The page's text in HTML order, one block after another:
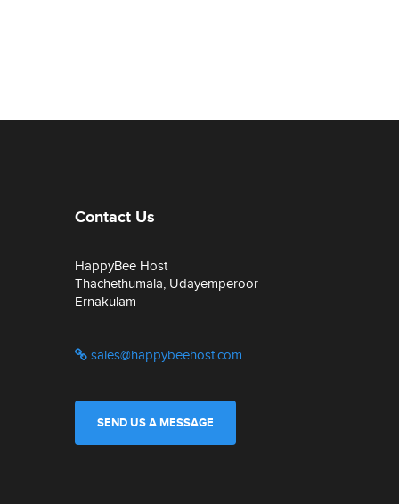
Contact Us
HappyBee Host
Thachethumala, Udayemperoor
Ernakulam
sales@happybeehost.com
SEND US A MESSAGE